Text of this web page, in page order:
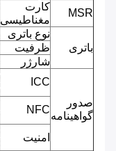
MSR
کارت
مغناطیسی
باتری
نوع باتری
ظرفیت
شارژر
صدور
گواهینامه
ICC
NFC
امنیت